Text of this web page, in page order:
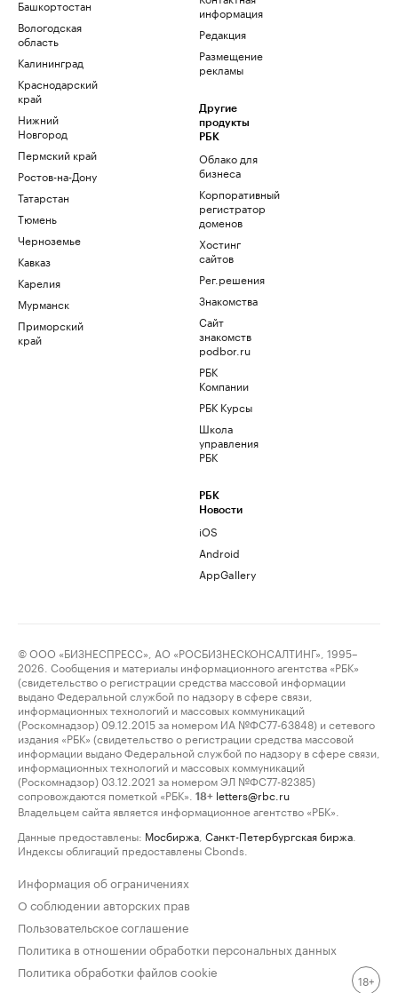
Башкортостан
Вологодская
область
Калининград
Краснодарский
край
Нижний
Новгород
Пермский край
Ростов-на-Дону
Татарстан
Тюмень
Черноземье
Кавказ
Карелия
Мурманск
Приморский
край
информация
Редакция
Размещение
рекламы
Другие
продукты
РБК
Облако для
бизнеса
Корпоративный
регистратор
доменов
Хостинг
сайтов
Рег.решения
Знакомства
Сайт
знакомств
podbor.ru
РБК
Компании
РБК Курсы
Школа
управления
РБК
РБК
Новости
iOS
Android
AppGallery
© ООО «БИЗНЕСПРЕСС», АО «РОСБИЗНЕСКОНСАЛТИНГ», 1995–
2026. Сообщения и материалы информационного агентства «РБК»
(свидетельство о регистрации средства массовой информации
выдано Федеральной службой по надзору в сфере связи,
информационных технологий и массовых коммуникаций
(Роскомнадзор) 09.12.2015 за номером ИА №ФС77-63848) и сетевого
издания «РБК» (свидетельство о регистрации средства массовой
информации выдано Федеральной службой по надзору в сфере связи,
информационных технологий и массовых коммуникаций
(Роскомнадзор) 03.12.2021 за номером ЭЛ №ФС77-82385)
сопровождаются пометкой «РБК».
18+ letters@rbc.ru
Владельцем сайта является информационное агентство «РБК».
Данные предоставлены: Мосбиржа Санкт-Петербургская биржа
Индексы облигаций предоставлены Cbonds.
Информация об ограничениях
О соблюдении авторских прав
Пользовательское соглашение
Политика в отношении обработки персональных данных
Политика обработки файлов cookie
18+